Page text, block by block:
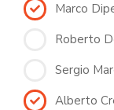
Marco
Roberto
Sergio
Alberto